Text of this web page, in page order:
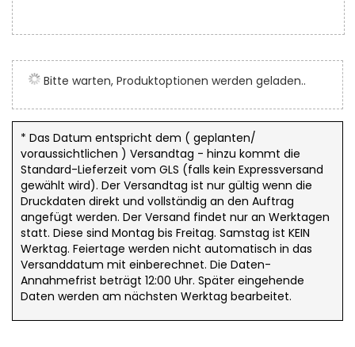
Anfang
der
Bildergalerie
springen
Bitte warten, Produktoptionen werden geladen..
* Das Datum entspricht dem ( geplanten/
voraussichtlichen ) Versandtag - hinzu kommt die
Standard-Lieferzeit vom GLS (falls kein Expressversand
gewählt wird). Der Versandtag ist nur gültig wenn die
Druckdaten direkt und vollständig an den Auftrag
angefügt werden. Der Versand findet nur an Werktagen
statt. Diese sind Montag bis Freitag. Samstag ist KEIN
Werktag. Feiertage werden nicht automatisch in das
Versanddatum mit einberechnet. Die Daten-
Annahmefrist beträgt 12:00 Uhr. Später eingehende
Daten werden am nächsten Werktag bearbeitet.